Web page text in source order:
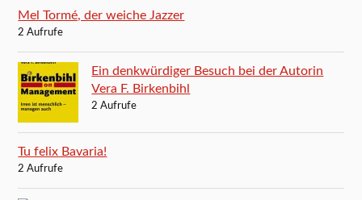
Mel Tormé, der weiche Jazzer
2 Aufrufe
Ein denkwürdiger Besuch bei der Autorin
Vera F. Birkenbihl
2 Aufrufe
Tu felix Bavaria!
2 Aufrufe